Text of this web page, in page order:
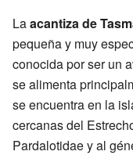
Laacantiza de
pequeña y muy
conocida por ser un
se alimenta
se encuentra en la
cercanas del
Pardalotidae y al